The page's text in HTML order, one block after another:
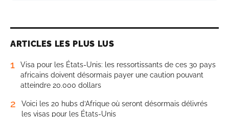
ARTICLES LES PLUS LUS
1
Visa pour les États-Unis: les ressortissants de ces 30 pays
africains doivent désormais payer une caution pouvant
atteindre 20.000 dollars
2
Voici les 20 hubs d’Afrique où seront désormais délivrés
les visas pour les États-Unis